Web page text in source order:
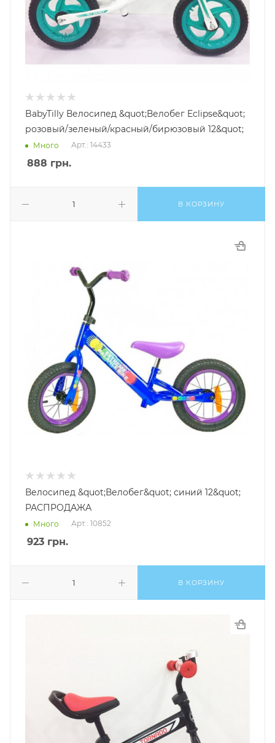
BabyTilly Велосипед &quot;Велобег Eclipse&quot;
розовый/зеленый/красный/бирюзовый 12&quot;
Много Арт.: 14433
888 грн.
В КОРЗИНУ
Велосипед &quot;Велобег&quot; синий 12&quot;
РАСПРОДАЖА
Много Арт.: 10852
923 грн.
В КОРЗИНУ